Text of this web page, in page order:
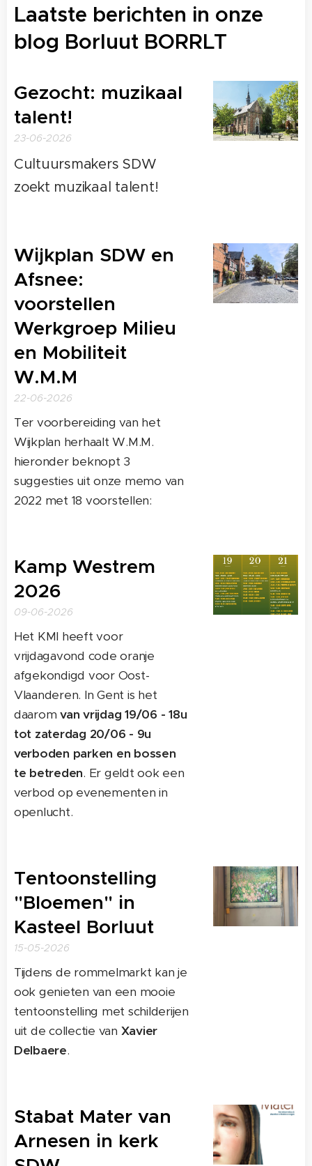
Laatste berichten in onze
blog Borluut BORRLT
Gezocht: muzikaal
talent!
23-06-2026
Cultuursmakers SDW
zoekt muzikaal talent!
Wijkplan SDW en
Afsnee:
voorstellen
Werkgroep Milieu
en Mobiliteit
W.M.M
22-06-2026
Ter voorbereiding van het
Wijkplan herhaalt W.M.M.
hieronder beknopt 3
suggesties uit onze memo van
2022 met 18 voorstellen:
Kamp Westrem
2026
09-06-2026
Het KMI heeft voor
vrijdagavond code oranje
afgekondigd voor Oost-
Vlaanderen. In Gent is het
daaromvan vrijdag 19/06 - 18u
tot zaterdag 20/06 - 9u
verboden parken en bossen
te betreden. Er geldt ook een
verbod op evenementen in
openlucht.
Tentoonstelling
"Bloemen" in
Kasteel Borluut
15-05-2026
Tijdens de rommelmarkt kan je
ook genieten van een mooie
tentoonstelling met schilderijen
uit de collectie van Xavier
Delbaere.
Stabat Mater van
Arnesen in kerk